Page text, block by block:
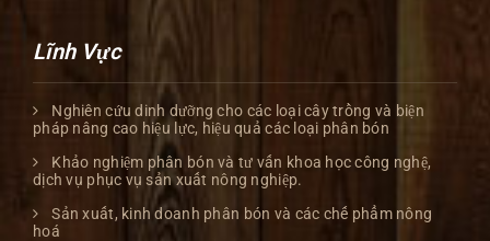
Lĩnh Vực
Nghiên cứu dinh dưỡng cho các loại cây trồng và biện
pháp nâng cao hiệu lực, hiệu quả các loại phân bón
Khảo nghiệm phân bón và tư vấn khoa học công nghệ,
dịch vụ phục vụ sản xuất nông nghiệp.
Sản xuất, kinh doanh phân bón và các chế phẩm nông
hoá